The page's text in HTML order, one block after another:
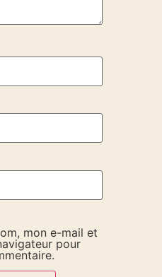
mon e-mail et
pour